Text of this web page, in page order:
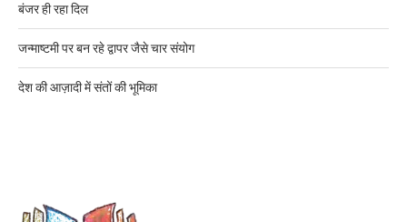
बंजर ही रहा दिल
जन्माष्टमी पर बन रहे द्वापर जैसे चार संयोग
देश की आज़ादी में संतों की भूमिका